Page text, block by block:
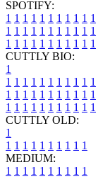
SPOTIFY:
1 1 1 1 1 1 1 1 1 1 1
1 1 1 1 1 1 1 1 1 1 1
1 1 1 1 1 1 1 1 1 1 1
CUTTLY BIO:
1
1 1 1 1 1 1 1 1 1 1 1
1 1 1 1 1 1 1 1 1 1 1
1 1 1 1 1 1 1 1 1 1 1
CUTTLY OLD:
1
1 1 1 1 1 1 1 1 1 1
MEDIUM:
1 1 1 1 1 1 1 1 1 1